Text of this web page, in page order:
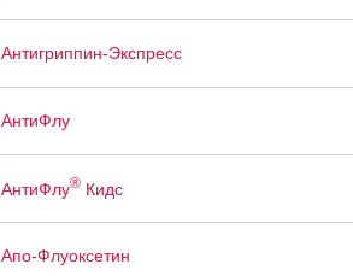
Антигриппин-Экспресс
АнтиФлу
АнтиФлу®Кидс
Апо-Флуоксетин